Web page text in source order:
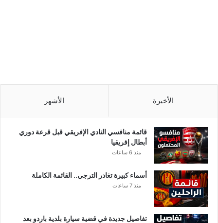
الأخيرة الأشهر
قائمة منافسي النادي الإفريقي قبل قرعة دوري
أبطال إفريقيا
منذ 6 ساعات
أسماء كبيرة تغادر الترجي.. القائمة الكاملة
منذ 7 ساعات
تفاصيل جديدة في قضية سيارة بلدية باردو بعد